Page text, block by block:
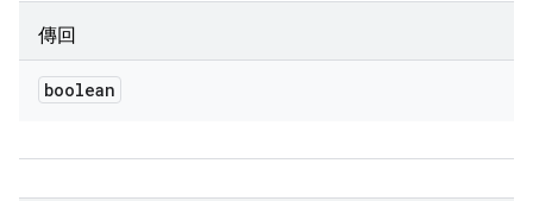
傳回
boolean